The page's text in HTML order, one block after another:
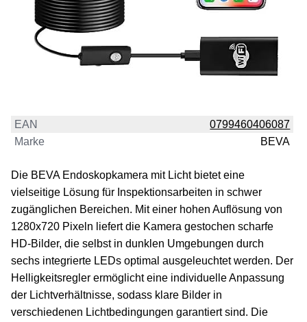
EAN
0799460406087
Marke
BEVA
Die BEVA Endoskopkamera mit Licht bietet eine
vielseitige Lösung für Inspektionsarbeiten in schwer
zugänglichen Bereichen. Mit einer hohen Auflösung von
1280x720 Pixeln liefert die Kamera gestochen scharfe
HD-Bilder, die selbst in dunklen Umgebungen durch
sechs integrierte LEDs optimal ausgeleuchtet werden. Der
Helligkeitsregler ermöglicht eine individuelle Anpassung
der Lichtverhältnisse, sodass klare Bilder in
verschiedenen Lichtbedingungen garantiert sind. Die